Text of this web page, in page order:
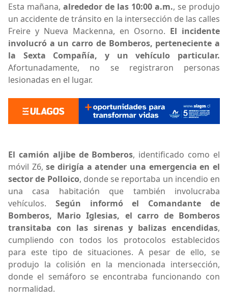
Esta mañana, alrededor de las 10:00 a.m., se produjo
un accidente de tránsito en la intersección de las calles
Freire y Nueva Mackenna, en Osorno. El incidente
involucró a un carro de Bomberos, perteneciente a
la Sexta Compañía, y un vehículo particular.
Afortunadamente, no se registraron personas
lesionadas en el lugar.
El camión aljibe de Bomberos, identificado como el
móvil Z6,se dirigía a atender una emergencia en el
sector de Polloico, donde se reportaba un incendio en
una casa habitación que también involucraba
vehículos. Según informó el Comandante de
Bomberos, Mario Iglesias, el carro de Bomberos
transitaba con las sirenas y balizas encendidas,
cumpliendo con todos los protocolos establecidos
para este tipo de situaciones. A pesar de ello, se
produjo la colisión en la mencionada intersección,
donde el semáforo se encontraba funcionando con
normalidad.